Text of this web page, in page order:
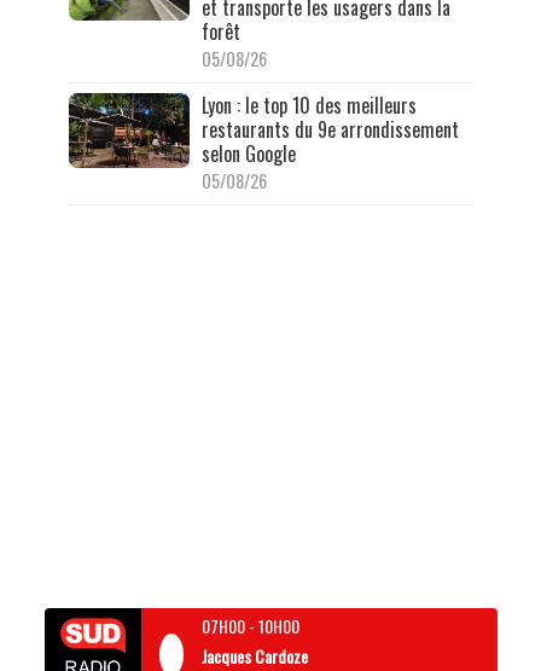
et transporte les usagers dans la
forêt
05/08/26
Lyon : le top 10 des meilleurs
restaurants du 9e arrondissement
selon Google
05/08/26
07H00-10H00
Jacques Cardoze